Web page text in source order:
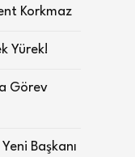
Korkmaz
Yürek!
Görev
Başkanı